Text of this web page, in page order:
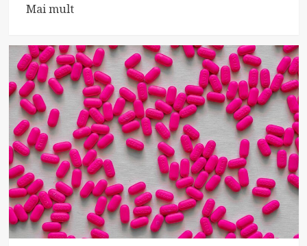
Mai multRead
about
Alergia
la
arsenic:
cauze,
simptome
și
tratament.